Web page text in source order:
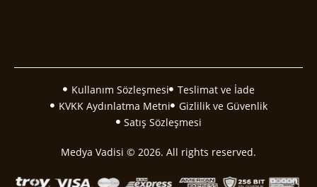
Kullanım Sözleşmesi
Teslimat ve İade
KVKK Aydınlatma Metni
Gizlilik ve Güvenlik
Satış Sözleşmesi
Medya Vadisi © 2026. All rights reserved.